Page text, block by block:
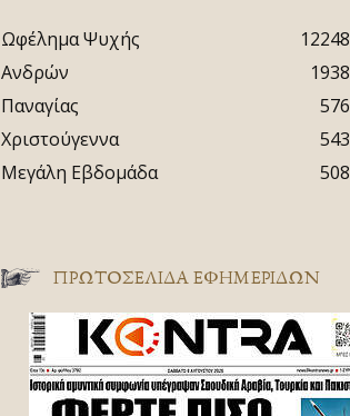
Ωφέλημα Ψυχής
12248
Ανδρών
1938
Παναγίας
576
Χριστούγεννα
543
Μεγάλη Εβδομάδα
508
ΠΡΩΤΟΣΈΛΙΔΑ ΕΦΗΜΕΡΊΔΩΝ